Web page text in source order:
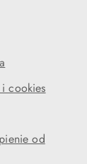
cookies
od